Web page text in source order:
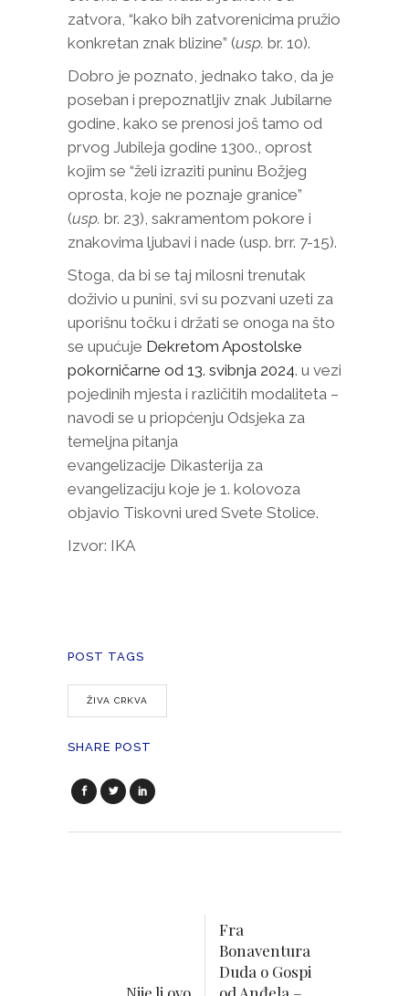
zatvora, “kako bih zatvorenicima pružio
konkretan znak blizine” (usp. br. 10).
Dobro je poznato, jednako tako, da je
poseban i prepoznatljiv znak Jubilarne
godine, kako se prenosi još tamo od
prvog Jubileja godine 1300., oprost
kojim se “želi izraziti puninu Božjeg
oprosta, koje ne poznaje granice”
(usp. br. 23), sakramentom pokore i
znakovima ljubavi i nade (usp. brr. 7-15).
Stoga, da bi se taj milosni trenutak
doživio u punini, svi su pozvani uzeti za
uporišnu točku i držati se onoga na što
se upućuje Dekretom Apostolske
pokorničarne od 13. svibnja 2024. u vezi
pojedinih mjesta i različitih modaliteta –
navodi se u priopćenju Odsjeka za
temeljna pitanja
evangelizacije Dikasterija za
evangelizaciju koje je 1. kolovoza
objavio Tiskovni ured Svete Stolice.
Izvor: IKA
POST TAGS
ŽIVA CRKVA
SHARE POST
Fra
Bonaventura
Duda o Gospi